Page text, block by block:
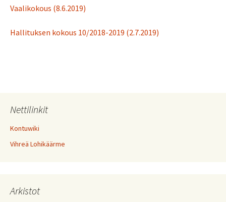
Vaalikokous (8.6.2019)
Hallituksen kokous 10/2018-2019 (2.7.2019)
Nettilinkit
Kontuwiki
Vihreä Lohikäärme
Arkistot